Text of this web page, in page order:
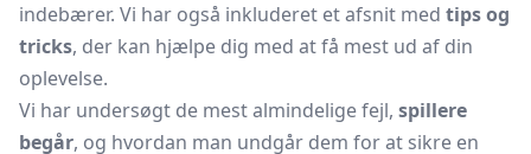
indebærer. Vi har også inkluderet et afsnit med tips og
tricks, der kan hjælpe dig med at få mest ud af din
oplevelse.
Vi har undersøgt de mest almindelige fejl, spillere
begår, og hvordan man undgår dem for at sikre en